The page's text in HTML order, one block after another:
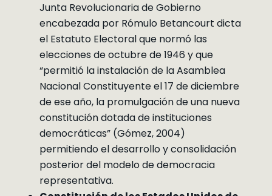
Junta Revolucionaria de Gobierno
encabezada por Rómulo Betancourt dicta
el Estatuto Electoral que normó las
elecciones de octubre de 1946 y que
“permitió la instalación de la Asamblea
Nacional Constituyente el 17 de diciembre
de ese año, la promulgación de una nueva
constitución dotada de instituciones
democráticas” (Gómez, 2004)
permitiendo el desarrollo y consolidación
posterior del modelo de democracia
representativa.